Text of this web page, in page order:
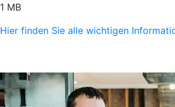
1 MB
Hier finden Sie alle wichtigen